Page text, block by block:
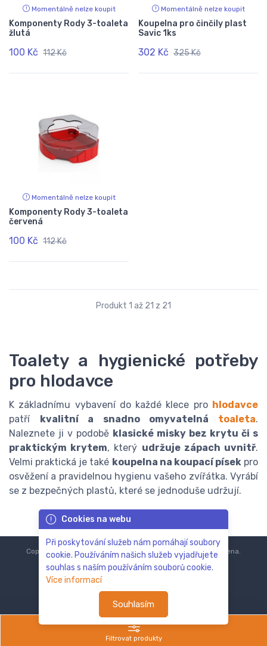
Momentálně nelze koupit
Komponenty Rody 3-toaleta
žlutá
100 Kč 112 Kč
Momentálně nelze koupit
Koupelna pro činčily plast
Savic 1ks
302 Kč 325 Kč
Momentálně nelze koupit
Komponenty Rody 3-toaleta
červená
100 Kč 112 Kč
Produkt 1 až 21 z 21
Toalety a hygienické potřeby
pro hlodavce
K základnímu vybavení do každé klece pro hlodavce
patří kvalitní a snadno omyvatelná toaleta.
Naleznete ji v podobě klasické misky bez krytu či s
praktickým krytem, který udržuje zápach uvnitř.
Velmi praktická je také koupelna na koupací písekpro
osvěžení a pravidelnou hygienu vašeho zvířátka. Vyrábí
se z bezpečných plastů, které se jednoduše udržují.
Cookies na webu
Při poskytování služeb nám pomáhají soubory
cookie. Používáním našich služeb vyjadřujete
souhlas s naším používáním souborů cookie.
Více informací
Souhlasím
Copyright © 2018-2024ZoOo.cz®Všechna práva vyhrazena.
Filtrovat produkty